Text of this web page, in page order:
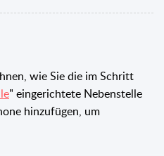
wie Sie die im Schritt
" eingerichtete Nebenstelle
hinzufügen, um